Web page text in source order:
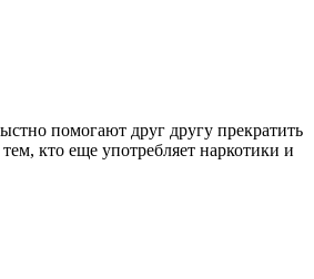
помогают друг другу прекратить
кто еще употребляет наркотики и